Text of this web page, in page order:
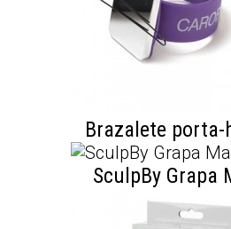
Brazalete
SculpBy Grapa